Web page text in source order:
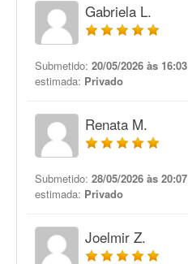
Gabriela L.
Submetido: 20/05/2026 às 16:03
estimada: Privado
Renata M.
Submetido: 28/05/2026 às 20:07
estimada: Privado
Joelmir Z.